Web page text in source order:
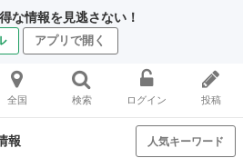
な情報を見逃さない！
アプリで開く
全国 検索 ログイン 投稿
報 人気キーワード